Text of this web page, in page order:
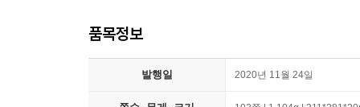
품목정보
발행일 2020년 11월 24일